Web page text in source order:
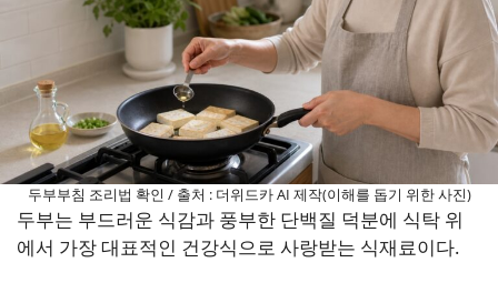
두부부침 조리법 확인 / 출처 : 더위드카 AI 제작(이해를 돕기 위한 사진)
두부는 부드러운 식감과 풍부한 단백질 덕분에 식탁 위
에서 가장 대표적인 건강식으로 사랑받는 식재료이다.